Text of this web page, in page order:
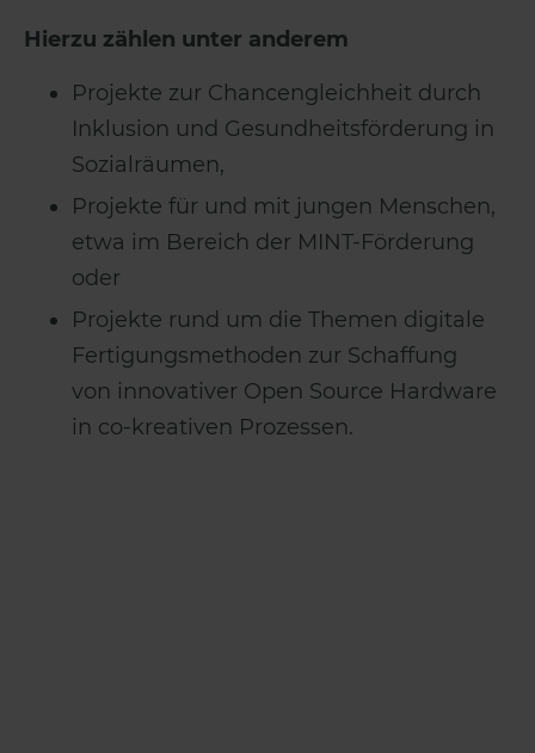
Hierzu zählen unter anderem
Projekte zur Chancengleichheit durch
Inklusion und Gesundheitsförderung in
Sozialräumen,
Projekte für und mit jungen Menschen,
etwa im Bereich der MINT-Förderung
oder
Projekte rund um die Themen digitale
Fertigungsmethoden zur Schaffung
von innovativer Open Source Hardware
in co-kreativen Prozessen.